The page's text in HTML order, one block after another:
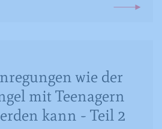
wie der
mit Teenagern
kann - Teil 2